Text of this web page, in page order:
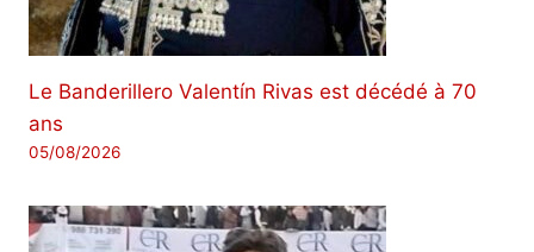
Le Banderillero Valentín Rivas est décédé à 70
ans
05/08/2026